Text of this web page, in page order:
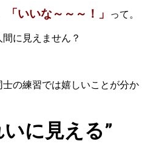
「いいな～～～！」 って。
に見えません？
の練習では嬉しいことが分か
に見える”